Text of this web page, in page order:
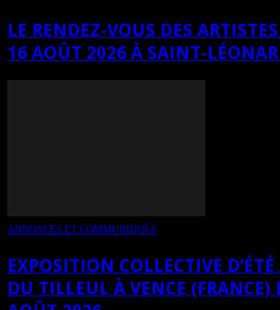
LE RENDEZ-VOUS DES
16 AOÛT 2026 À SAINT-
ANNONCES ET COMMUNIQUÉS
EXPOSITION COLLECTIVE
DU TILLEUL À VENCE (FRANCE)